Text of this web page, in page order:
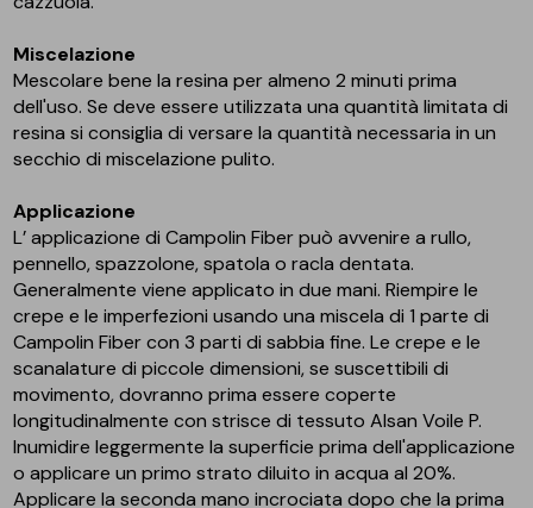
Miscelazione
Mescolare bene la resina per almeno 2 minuti prima
dell'uso. Se deve essere utilizzata una quantità limitata di
resina si consiglia di versare la quantità necessaria in un
secchio di miscelazione pulito.
Applicazione
L’ applicazione di Campolin Fiber può avvenire a rullo,
pennello, spazzolone, spatola o racla dentata.
Generalmente viene applicato in due mani. Riempire le
crepe e le imperfezioni usando una miscela di 1 parte di
Campolin Fiber con 3 parti di sabbia fine. Le crepe e le
scanalature di piccole dimensioni, se suscettibili di
movimento, dovranno prima essere coperte
longitudinalmente con strisce di tessuto Alsan Voile P.
Inumidire leggermente la superficie prima dell'applicazione
o applicare un primo strato diluito in acqua al 20%.
Applicare la seconda mano incrociata dopo che la prima